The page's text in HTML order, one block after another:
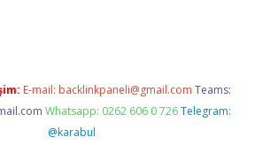
E-mail: backlinkpaneli@gmail.com Teams:
Whatsapp: 0262 606 0 726 Telegram:
@karabul